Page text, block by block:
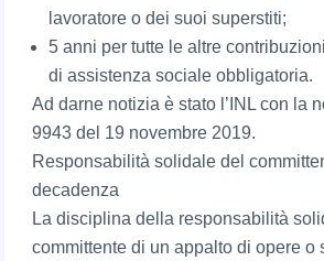
lavoratore o dei suoi superstiti;
5 anni per tutte le altre
di assistenza sociale obbligatoria.
Ad darne notizia è stato l’INL con la
9943 del 19 novembre 2019.
Responsabilità solidale del
decadenza
La disciplina della responsabilità
committente di un appalto di opere o